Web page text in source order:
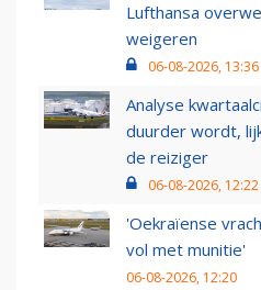
Lufthansa
weigeren
06-08-2026, 13:36
Analyse
duurder wordt,
de reiziger
06-08-2026, 12:22
'Oekraïense
vol met munitie'
06-08-2026, 12:20